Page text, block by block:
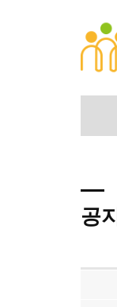
공